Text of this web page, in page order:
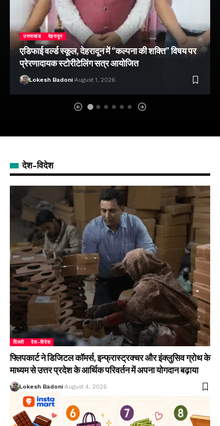
उत्तराखंड देहरादून
एडिफाई वर्ल्ड स्कूल, देहरादून में “कल्पना की शक्ति” विषय पर
प्रेरणादायक स्टोरीटेलिंग सत्र आयोजित
Lokesh Badoni August 1, 2026
देश-विदेश
दिल्ली देश-विदेश
फ्लिपकार्ट ने डिजिटल कॉमर्स, इन्फ्रास्ट्रक्चर और इंक्लुसिव ग्रोथ के
माध्यम से उत्तर प्रदेश के आर्थिक परिवर्तन में अपना योगदान बढ़ाया
Lokesh Badoni August 4, 2026